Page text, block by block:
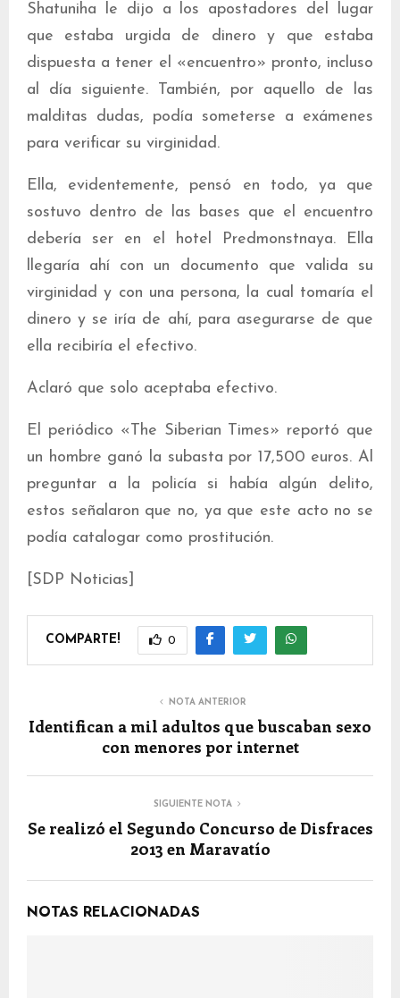
Shatuniha le dijo a los apostadores del lugar
que estaba urgida de dinero y que estaba
dispuesta a tener el «encuentro» pronto, incluso
al día siguiente. También, por aquello de las
malditas dudas, podía someterse a exámenes
para verificar su virginidad.
Ella, evidentemente, pensó en todo, ya que
sostuvo dentro de las bases que el encuentro
debería ser en el hotel Predmonstnaya. Ella
llegaría ahí con un documento que valida su
virginidad y con una persona, la cual tomaría el
dinero y se iría de ahí, para asegurarse de que
ella recibiría el efectivo.
Aclaró que solo aceptaba efectivo.
El periódico «The Siberian Times» reportó que
un hombre ganó la subasta por 17,500 euros. Al
preguntar a la policía si había algún delito,
estos señalaron que no, ya que este acto no se
podía catalogar como prostitución.
[SDP Noticias]
COMPARTE! 0
NOTA ANTERIOR
Identifican a mil adultos que buscaban sexo
con menores por internet
SIGUIENTE NOTA
Se realizó el Segundo Concurso de Disfraces
2013 en Maravatío
NOTAS RELACIONADAS